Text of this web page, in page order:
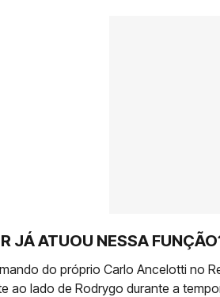
JÁ ATUOU NESSA
do próprio Carlo Ancelotti no
ao lado de Rodrygo durante a